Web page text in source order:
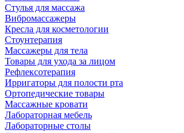
Стулья для массажа
Вибромассажеры
Кресла для косметологии
Стоунтерапия
Массажеры для тела
Товары для ухода за лицом
Рефлексотерапия
Ирригаторы для полости рта
Ортопедические товары
Массажные кровати
Лабораторная мебель
Лабораторные столы